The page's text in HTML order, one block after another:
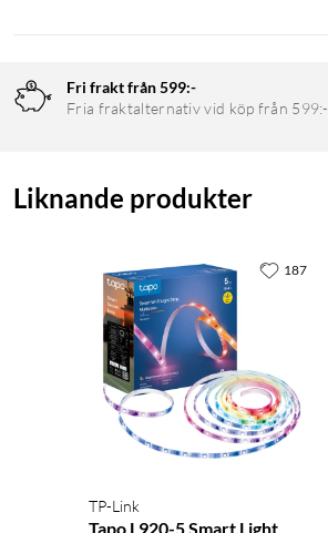
Fri frakt från 599:-
Fria fraktalternativ vid köp från 599:-
Liknande produkter
TP-Link
Tapo L920-5 Smart Light
187